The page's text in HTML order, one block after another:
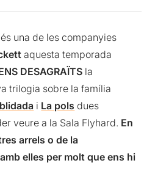
és una de les companyies
aquesta temporada
DESAGRAÏTS la
trilogia sobre la família
i La pols dues
veure a la Sala Flyhard. En
arrels o de la
elles per molt que ens hi